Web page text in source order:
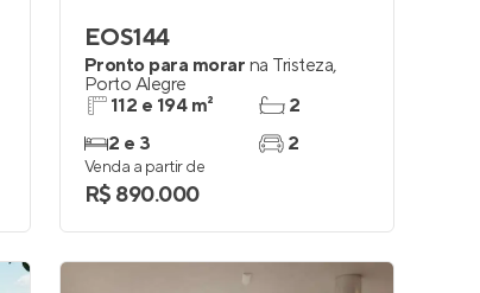
EOS144
Pronto para morar na Tristeza,
Porto Alegre
112 e 194 m²
2 e 3
2
2
Venda a partir de
R$ 890.000